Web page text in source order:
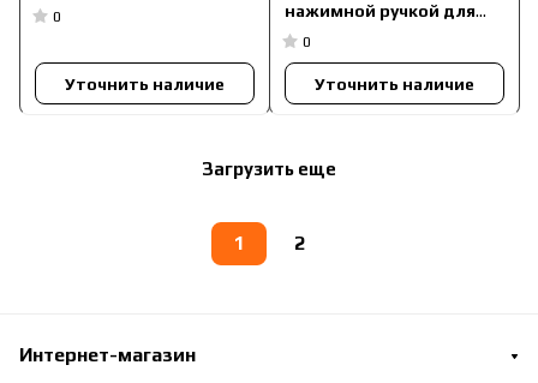
0
Уточнить наличие
нажимной ручкой для
противопожарных и
дымозащитных дверей
0
Уточнить наличие
Загрузить еще
1 2
Интернет-магазин